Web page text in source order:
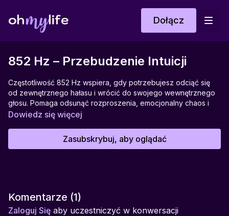
Dołącz
852 Hz – Przebudzenie Intuicji
Częstotliwość 852 Hz wspiera, gdy potrzebujesz odciąć się
od zewnętrznego hałasu i wrócić do swojego wewnętrznego
głosu. Pomaga odsunąć rozproszenia, emocjonalny chaos i
zobaczyć rzeczy takimi, jakie są – prosto, spokojnie, bez iluzji.
samoświadomości i odnajdywaniu odpowiedzi w sobie.
Idealna do chwil, gdy chcesz zaufać sobie bardziej i spojrzeć
odnajdywaniu wewnętrznych odpowiedzi, odcinaniu się od
zewnętrznego szumu, oczyszczaniu myśli
Dowiedz się więcej
Zasubskrybuj, aby oglądać
Komentarze (1)
Zaloguj Się aby uczestniczyć w konwersacji